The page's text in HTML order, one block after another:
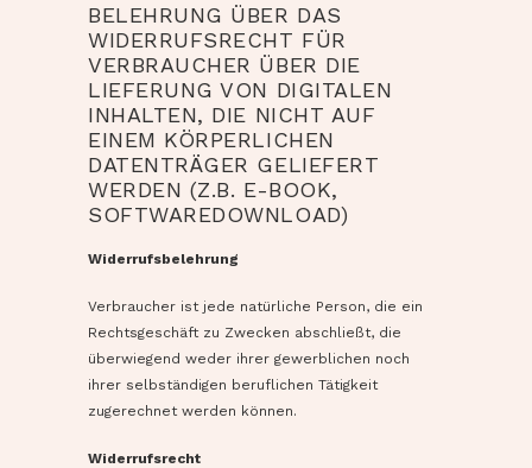
BELEHRUNG ÜBER DAS
WIDERRUFSRECHT FÜR
VERBRAUCHER ÜBER DIE
LIEFERUNG VON DIGITALEN
INHALTEN, DIE NICHT AUF
EINEM KÖRPERLICHEN
DATENTRÄGER GELIEFERT
WERDEN (Z.B. E-BOOK,
SOFTWAREDOWNLOAD)
Widerrufsbelehrung
Verbraucher ist jede natürliche Person, die ein
Rechtsgeschäft zu Zwecken abschließt, die
überwiegend weder ihrer gewerblichen noch
ihrer selbständigen beruflichen Tätigkeit
zugerechnet werden können.
Widerrufsrecht